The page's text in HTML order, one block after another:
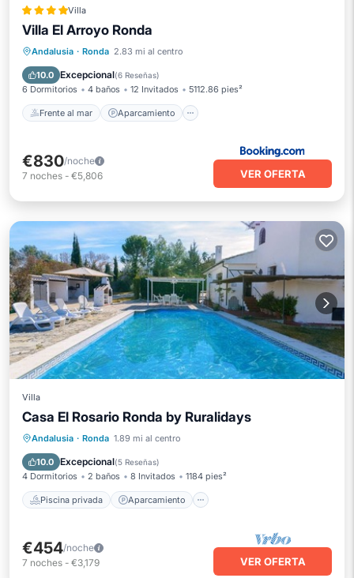
Villa
Villa El Arroyo Ronda
Andalusia · Ronda 2.83 mi al centro
10.0 Excepcional(6 Reseñas)
6 Dormitorios 4 baños 12 Invitados 5112.86 pies²
Frente al mar Aparcamiento
Frente al mar Aparcamiento
Vista al mar
€830/noche
7 noches - €5,806 VER OFERTA
Villa
Casa El Rosario Ronda by Ruralidays
Andalusia · Ronda 1.89 mi al centro
10.0 Excepcional(5 Reseñas)
4 Dormitorios 2 baños 8 Invitados 1184 pies²
Piscina privada Aparcamiento
Piscina privada
Aparcamiento
Piscina
Balcón/Terraza
€454/noche
7 noches - €3,179 VER OFERTA